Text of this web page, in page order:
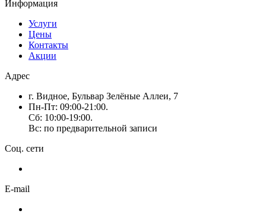
Информация
Услуги
Цены
Контакты
Акции
Адрес
г. Видное, Бульвар Зелёные Аллеи, 7
Пн-Пт: 09:00-21:00.
Сб: 10:00-19:00.
Вс: по предварительной записи
Соц. сети
E-mail